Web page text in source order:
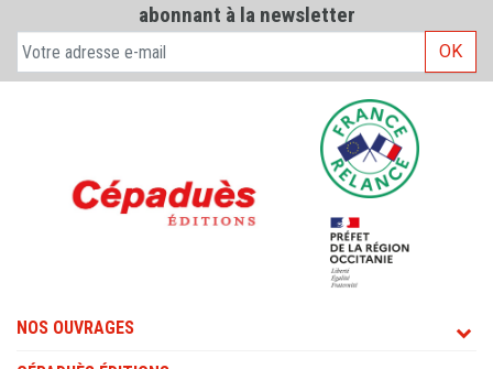
abonnant à la newsletter
OK
NOS OUVRAGES